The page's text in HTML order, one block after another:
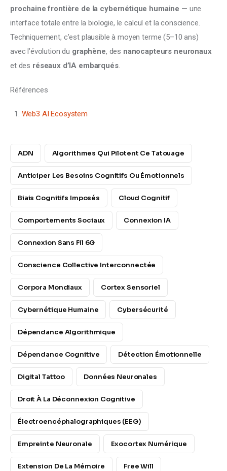
prochaine frontière de la cybernétique humaine — une
interface totale entre la biologie, le calcul et la conscience.
Techniquement, c’est plausible à moyen terme (5–10 ans)
avec l’évolution du graphène, des nanocapteurs neuronaux
et des réseaux d’IA embarqués.
Références
Web3 AI Ecosystem
ADN Algorithmes Qui Pilotent Ce Tatouage
Anticiper Les Besoins Cognitifs Ou Émotionnels
Biais Cognitifs Imposés Cloud Cognitif
Comportements Sociaux Connexion IA
Connexion Sans Fil 6G
Conscience Collective Interconnectée
Corpora Mondiaux Cortex Sensoriel
Cybernétique Humaine Cybersécurité
Dépendance Algorithmique
Dépendance Cognitive Détection Émotionnelle
Digital Tattoo Données Neuronales
Droit À La Déconnexion Cognitive
Électroencéphalographiques (EEG)
Empreinte Neuronale Exocortex Numérique
Extension De La Mémoire Free Will